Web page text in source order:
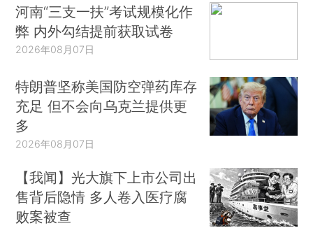
河南“三支一扶”考试规模化作
弊 内外勾结提前获取试卷
2026年08月07日
特朗普坚称美国防空弹药库存
充足 但不会向乌克兰提供更
多
2026年08月07日
【我闻】光大旗下上市公司出
售背后隐情 多人卷入医疗腐
败案被查